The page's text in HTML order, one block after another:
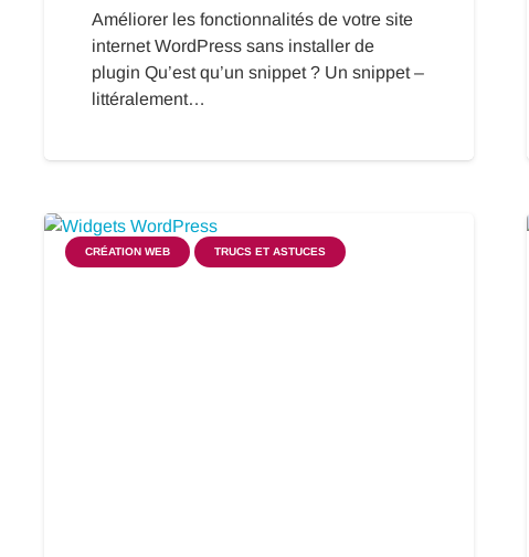
Améliorer les fonctionnalités de votre site
internet WordPress sans installer de
plugin Qu’est qu’un snippet ? Un snippet –
littéralement…
CRÉATION WEB TRUCS ET ASTUCES